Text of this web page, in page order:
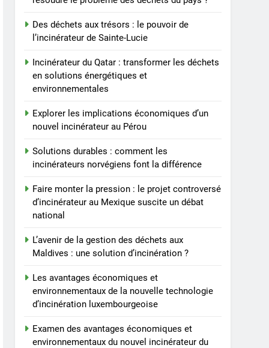
7
L’avenir de la gestion des
une solution d’incinération
?
AIO
8
économiques et
environnementaux de la
nouvelle technologie
d’incinération
Des déchets aux trésors : le pouvoir de
l’incinérateur de Sainte-Lucie
Incinérateur du Qatar : transformer les déchets
en solutions énergétiques et
environnementales
Explorer les implications économiques d’un
nouvel incinérateur au Pérou
Solutions durables : comment les
incinérateurs norvégiens font la différence
Faire monter la pression : le projet controversé
d’incinérateur au Mexique suscite un débat
national
L’avenir de la gestion des déchets aux
Maldives : une solution d’incinération ?
Les avantages économiques et
environnementaux de la nouvelle technologie
d’incinération luxembourgeoise
Examen des avantages économiques et
environnementaux du nouvel incinérateur du